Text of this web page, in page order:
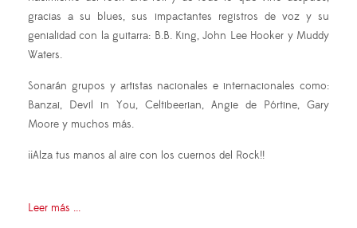
gracias a su blues, sus impactantes registros de voz y su
genialidad con la guitarra: B.B. King, John Lee Hooker y Muddy
Waters.
Sonarán grupos y artistas nacionales e internacionales como:
Banzai, Devil in You, Celtibeerian, Angie de Pórtine, Gary
Moore y muchos más.
¡¡Alza tus manos al aire con los cuernos del Rock!!
Leer más ...